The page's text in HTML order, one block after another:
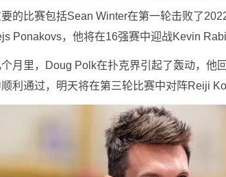
的比赛包括Sean Winter在第一轮击败了
Ponakovs，他将在16强赛中迎战Kevin
月里，Doug Polk在扑克界引起了轰动，他
利通过，明天将在第三轮比赛中对阵Reiji